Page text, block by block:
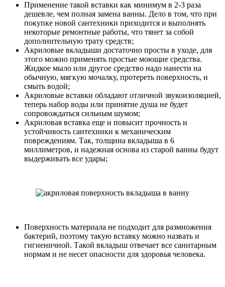
Применение такой вставки как минимум в 2-3 раза
дешевле, чем полная замена ванны. Дело в том, что при
покупке новой сантехники приходится и выполнять
некоторые ремонтные работы, что тянет за собой
дополнительную трату средств;
Акриловые вкладыши достаточно просты в уходе, для
этого можно применять простые моющие средства.
Жидкое мыло или другое средство надо нанести на
обычную, мягкую мочалку, протереть поверхность, и
смыть водой;
Акриловые вставки обладают отличной звукоизоляцией,
теперь набор воды или принятие душа не будет
сопровождаться сильным шумом;
Акриловая вставка еще и повысит прочность и
устойчивость сантехники к механическим
повреждениям. Так, толщина вкладыша в 6
миллиметров, и надежная основа из старой ванны будут
выдерживать все удары;
Поверхность материала не подходит для размножения
бактерий, поэтому такую вставку можно назвать и
гигиеничной. Такой вкладыш отвечает все санитарным
нормам и не несет опасности для здоровья человека.